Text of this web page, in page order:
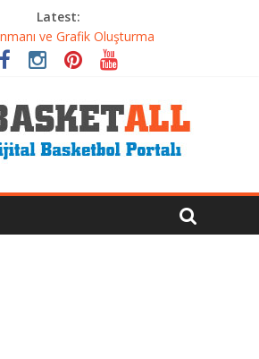
Latest:
ve Grafik Oluşturma
Sürme Sanatının Dramatik Evrimi
Takımı: Gerçek Şampiyon Kim?
Performansı Artıran Bilimsel